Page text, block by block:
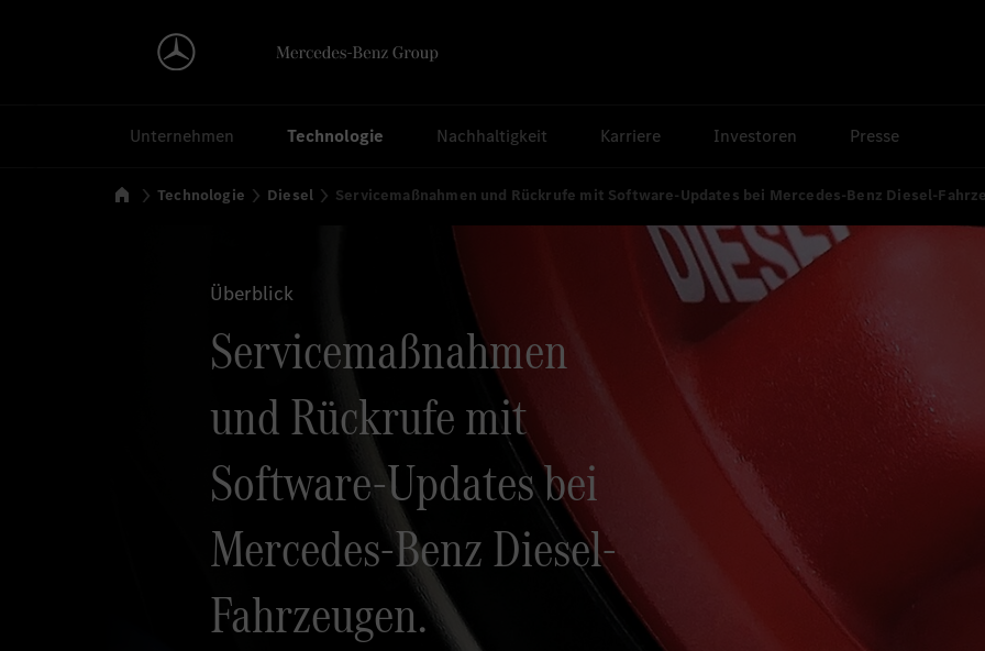
Unternehmen Technologie Nachhaltigkeit Karriere Investoren Presse
Startseite
Technologie Diesel Servicemaßnahmen und Rückrufe mit Software-Updates bei Mercedes-Benz Diesel-
Überblick
Servicemaßnahmen
und Rückrufe mit
Software-Updates bei
Mercedes-Benz Diesel-
Fahrzeugen.